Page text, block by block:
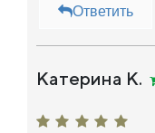
Ответить
Катерина К.